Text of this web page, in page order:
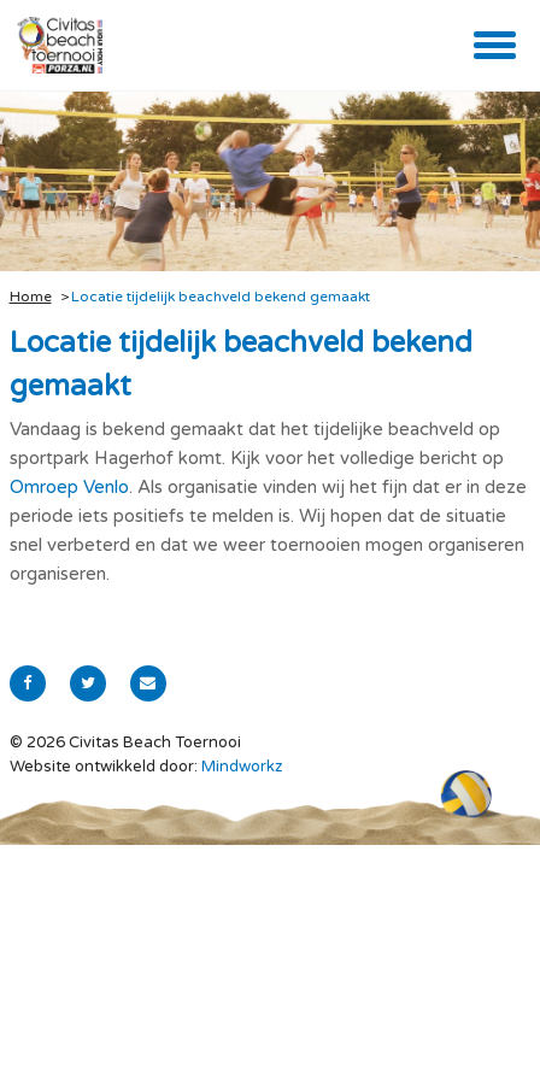
Home Locatie tijdelijk beachveld bekend gemaakt
Locatie tijdelijk beachveld bekend
gemaakt
Vandaag is bekend gemaakt dat het tijdelijke beachveld op
sportpark Hagerhof komt. Kijk voor het volledige bericht op
Omroep Venlo. Als organisatie vinden wij het fijn dat er in deze
periode iets positiefs te melden is. Wij hopen dat de situatie
snel verbeterd en dat we weer toernooien mogen organiseren
organiseren.
© 2026 Civitas Beach Toernooi
Website ontwikkeld door: Mindworkz